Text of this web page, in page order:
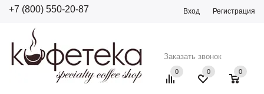
+7 (800) 550-20-87 Вход Регистрация
Заказать звонок
0 0
0